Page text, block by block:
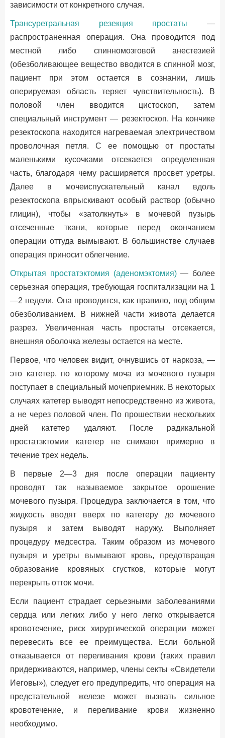
зависимости от конкретного случая.
Трансуретральная резекция простаты —
распространенная операция. Она проводится под
местной либо спинномозговой анестезией
(обезболивающее вещество вводится в спинной мозг,
пациент при этом остается в сознании, лишь
оперируемая область теряет чувствительность). В
половой член вводится цистоскоп, затем
специальный инструмент — резектоскоп. На кончике
резектоскопа находится нагреваемая электричеством
проволочная петля. С ее помощью от простаты
маленькими кусочками отсекается определенная
часть, благодаря чему расширяется просвет уретры.
Далее в мочеиспускательный канал вдоль
резектоскопа впрыскивают особый раствор (обычно
глицин), чтобы «затолкнуть» в мочевой пузырь
отсеченные ткани, которые перед окончанием
операции оттуда вымывают. В большинстве случаев
операция приносит облегчение.
Открытая простатэктомия (аденомэктомия)— более
серьезная операция, требующая госпитализации на 1
—2 недели. Она проводится, как правило, под общим
обезболиванием. В нижней части живота делается
разрез. Увеличенная часть простаты отсекается,
внешняя оболочка железы остается на месте.
Первое, что человек видит, очнувшись от наркоза, —
это катетер, по которому моча из мочевого пузыря
поступает в специальный мочеприемник. В некоторых
случаях катетер выводят непосредственно из живота,
а не через половой член. По прошествии нескольких
дней катетер удаляют. После радикальной
простатзктомии катетер не снимают примерно в
течение трех недель.
В первые 2—3 дня после операции пациенту
проводят так называемое закрытое орошение
мочевого пузыря. Процедура заключается в том, что
жидкость вводят вверх по катетеру до мочевого
пузыря и затем выводят наружу. Выполняет
процедуру медсестра. Таким образом из мочевого
пузыря и уретры вымывают кровь, предотвращая
образование кровяных сгустков, которые могут
перекрыть отток мочи.
Если пациент страдает серьезными заболеваниями
сердца или легких либо у него легко открывается
кровотечение, риск хирургической операции может
перевесить все ее преимущества. Если больной
отказывается от переливания крови (таких правил
придерживаются, например, члены секты «Свидетели
Иеговы»), следует его предупредить, что операция на
предстательной железе может вызвать сильное
кровотечение, и переливание крови жизненно
необходимо.